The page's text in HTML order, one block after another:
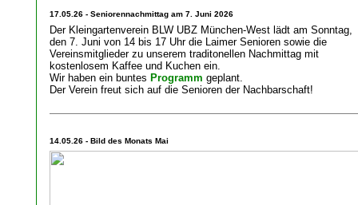
17.05.26 - Seniorennachmittag am 7. Juni 2026
Der Kleingartenverein BLW UBZ München-West lädt am Sonntag,
den 7. Juni von 14 bis 17 Uhr die Laimer Senioren sowie die
Vereinsmitglieder zu unserem traditonellen Nachmittag mit
kostenlosem Kaffee und Kuchen ein.
Wir haben ein buntes Programm geplant.
Der Verein freut sich auf die Senioren der Nachbarschaft!
14.05.26 - Bild des Monats Mai